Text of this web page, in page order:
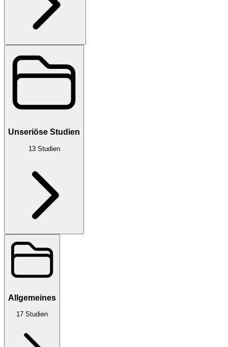
Unseriöse Studien
13 Studien
Allgemeines
17 Studien